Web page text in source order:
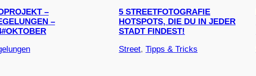
–
–
5 STREETFOTOGRAFIE
HOTSPOTS, DIE DU IN JEDER
STADT FINDEST!
Street, Tipps & Tricks